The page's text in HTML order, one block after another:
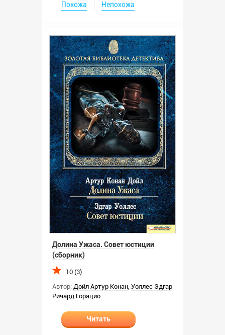
Похожа Непохожа
Долина Ужаса. Совет юстиции
(сборник)
10 (3)
Автор: Дойл Артур Конан, Уоллес Эдгар
Ричард Горацио
Читать